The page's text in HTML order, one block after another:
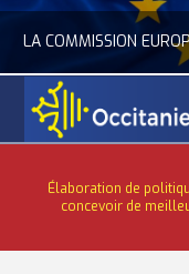
ACTUALITÉ DE L'UNION EUROPÉENNE,
Élaboration de
concevoir de